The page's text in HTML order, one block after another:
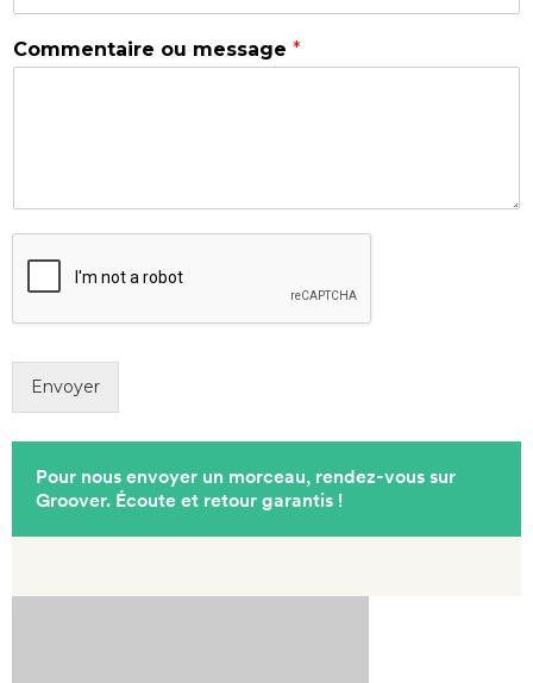
Commentaire ou message *
Envoyer